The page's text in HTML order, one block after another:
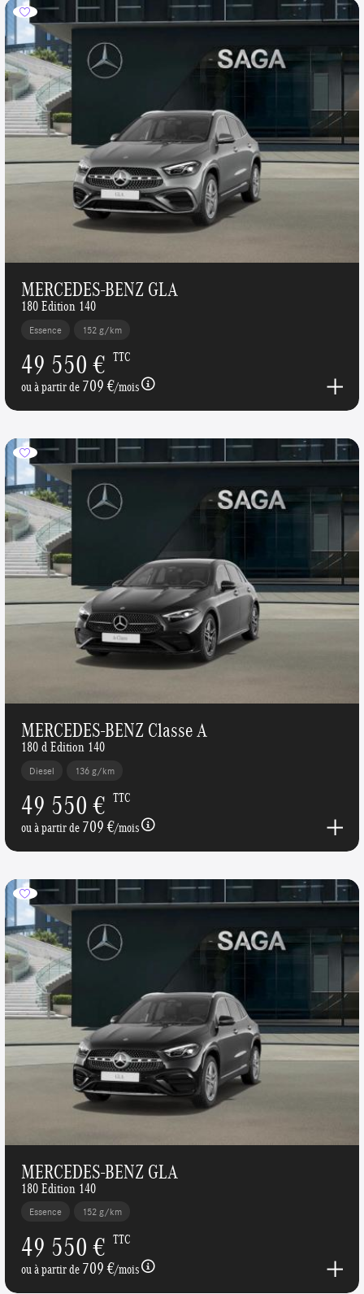
MERCEDES-BENZ GLA
180 Edition 140
Essence 152 g/km
49 550 € TTC
ou à partir de709 €/mois
MERCEDES-BENZ Classe A
180 d Edition 140
Diesel 136 g/km
49 550 € TTC
ou à partir de709 €/mois
MERCEDES-BENZ GLA
180 Edition 140
Essence 152 g/km
49 550 € TTC
ou à partir de709 €/mois